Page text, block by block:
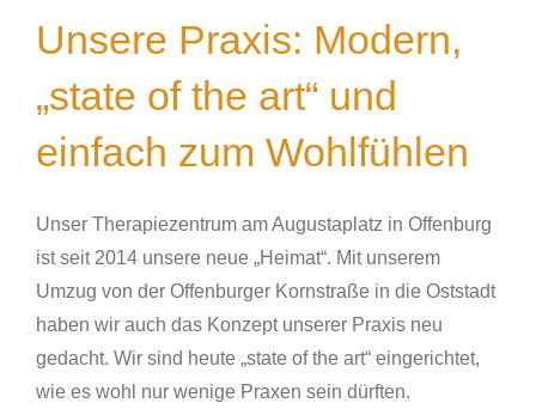
Unsere Praxis: Modern,
„state of the art“ und
einfach zum Wohlfühlen
Unser Therapiezentrum am Augustaplatz in Offenburg
ist seit 2014 unsere neue „Heimat“. Mit unserem
Umzug von der Offenburger Kornstraße in die Oststadt
haben wir auch das Konzept unserer Praxis neu
gedacht. Wir sind heute „state of the art“ eingerichtet,
wie es wohl nur wenige Praxen sein dürften.